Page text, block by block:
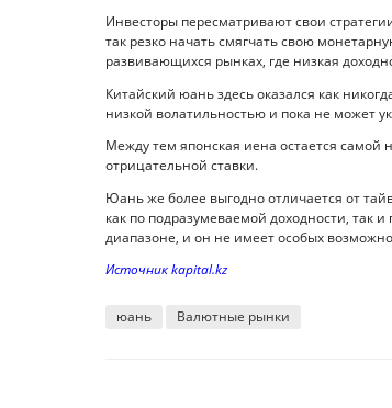
Инвесторы пересматривают свои
так резко начать смягчать свою
развивающихся рынках, где низкая
Китайский юань здесь оказался как
низкой волатильностью и пока не может
Между тем японская иена остается
отрицательной ставки.
Юань же более выгодно отличается от
как по подразумеваемой доходности, так
диапазоне, и он не имеет особых
Источник kapital.kz
юань Валютные рынки